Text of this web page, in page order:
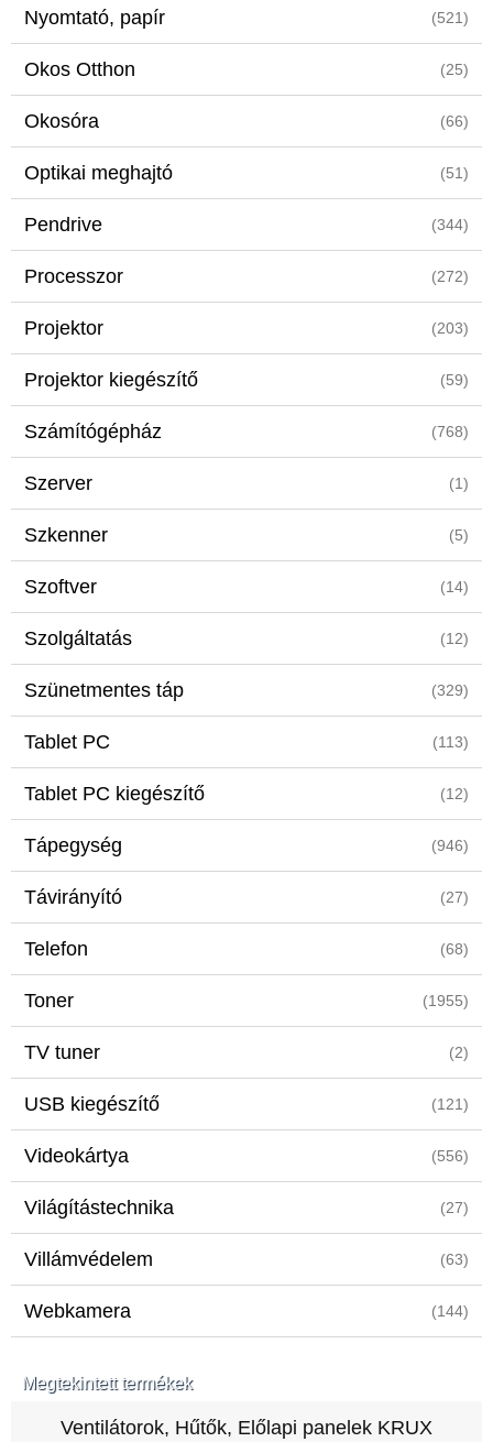
Nyomtató, papír (521)
Okos Otthon (25)
Okosóra (66)
Optikai meghajtó (51)
Pendrive (344)
Processzor (272)
Projektor (203)
Projektor kiegészítő (59)
Számítógépház (768)
Szerver (1)
Szkenner (5)
Szoftver (14)
Szolgáltatás (12)
Szünetmentes táp (329)
Tablet PC (113)
Tablet PC kiegészítő (12)
Tápegység (946)
Távirányító (27)
Telefon (68)
Toner (1955)
TV tuner (2)
USB kiegészítő (121)
Videokártya (556)
Világítástechnika (27)
Villámvédelem (63)
Webkamera (144)
Megtekintett termékek
Ventilátorok, Hűtők, Előlapi panelek KRUX